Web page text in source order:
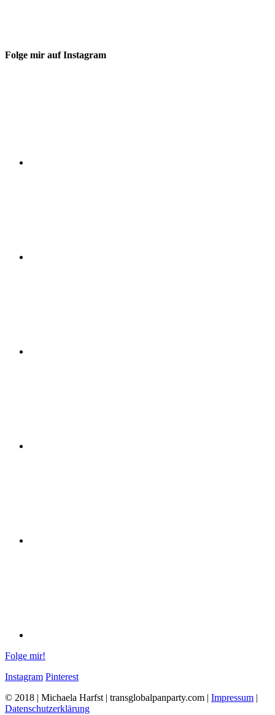
Folge mir auf Instagram
Folge mir!
Instagram Pinterest
© 2018 | Michaela Harfst | transglobalpanparty.com | Impressum |
Datenschutzerklärung